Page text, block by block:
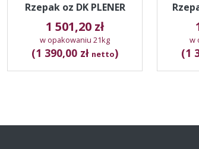
Rzepak oz DK PLENER
1 501,20 zł
w opakowaniu 21kg
(1 390,00 zł netto)
w
(1